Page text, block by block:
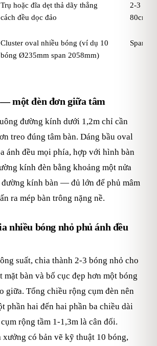
Trụ hoặc đĩa dẹt thả dãy thẳng
cách đều dọc đảo
2-3
80cm
Cluster oval nhiều bóng (ví dụ 10
bóng Ø235mm span 2058mm)
Span
một đèn đơn giữa tâm
đường kính dưới 1,2m chỉ cần
treo đúng tâm bàn. Dáng bầu oval
ánh đều mọi phía, hợp với hình bàn
kính đèn bằng khoảng một nửa
đường kính bàn — đủ lớn để phủ mâm
ra mép bàn trông nặng nề.
nhiều bóng nhỏ phủ ánh đều
suất, chia thành 2-3 bóng nhỏ cho
mặt bàn và bố cục đẹp hơn một bóng
giữa. Tổng chiều rộng cụm đèn nên
phần hai đến hai phần ba chiều dài
rộng tầm 1-1,3m là cân đối.
xưởng có bản vẽ kỹ thuật 10 bóng,